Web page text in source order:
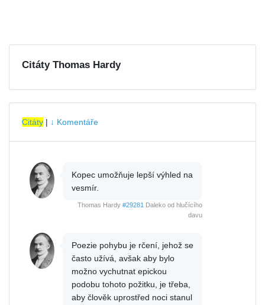
Citáty Thomas Hardy
Citáty | ↓ Komentáře
Kopec umožňuje lepší výhled na
vesmír.
Thomas Hardy #29281 Daleko od hlučícího
davu
Poezie pohybu je rčení, jehož se
často užívá, avšak aby bylo
možno vychutnat epickou
podobu tohoto požitku, je třeba,
aby člověk uprostřed noci stanul